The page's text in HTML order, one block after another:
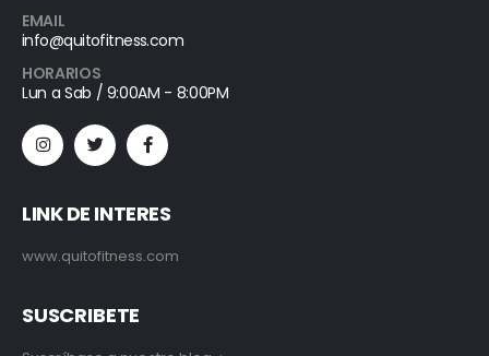
EMAIL
info@quitofitness.com
HORARIOS
Lun a Sab / 9:00AM - 8:00PM
LINK DE INTERES
www.quitofitness.com
SUSCRIBETE